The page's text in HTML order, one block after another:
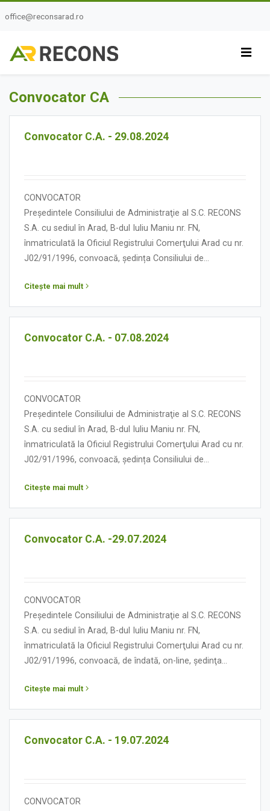
office@reconsarad.ro
Convocator CA
Convocator C.A. - 29.08.2024
CONVOCATOR
Președintele Consiliului de Administraţie al S.C. RECONS
S.A. cu sediul în Arad, B-dul Iuliu Maniu nr. FN,
înmatriculată la Oficiul Registrului Comerţului Arad cu nr.
J02/91/1996, convoacă, ședința Consiliului de
următoarea:
Citește mai mult
Convocator C.A. - 07.08.2024
CONVOCATOR
Președintele Consiliului de Administraţie al S.C. RECONS
S.A. cu sediul în Arad, B-dul Iuliu Maniu nr. FN,
înmatriculată la Oficiul Registrului Comerţului Arad cu nr.
J02/91/1996, convoacă, ședința Consiliului de
următoarea:
Citește mai mult
Convocator C.A. -29.07.2024
CONVOCATOR
Președintele Consiliului de Administraţie al S.C. RECONS
S.A. cu sediul în Arad, B-dul Iuliu Maniu nr. FN,
înmatriculată la Oficiul Registrului Comerţului Arad cu nr.
J02/91/1996, convoacă, de îndată, on-line, ședinţa
10,00, cu următoarea:
Citește mai mult
Convocator C.A. - 19.07.2024
CONVOCATOR